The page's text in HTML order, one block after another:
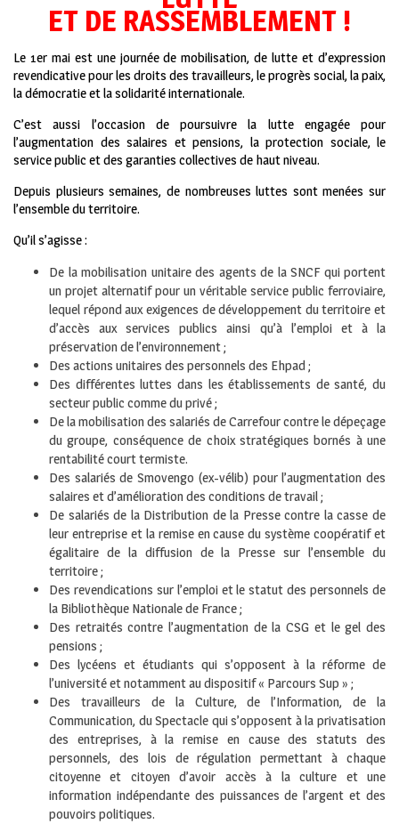
ET DE RASSEMBLEMENT !
Le 1er mai est une journée de mobilisation, de lutte et d’expression
revendicative pour les droits des travailleurs, le progrès social, la paix,
la démocratie et la solidarité internationale.
C’est aussi l’occasion de poursuivre la lutte engagée pour
l’augmentation des salaires et pensions, la protection sociale, le
service public et des garanties collectives de haut niveau.
Depuis plusieurs semaines, de nombreuses luttes sont menées sur
l’ensemble du territoire.
Qu’il s’agisse :
De la mobilisation unitaire des agents de la SNCF qui portent
un projet alternatif pour un véritable service public ferroviaire,
lequel répond aux exigences de développement du territoire et
d’accès aux services publics ainsi qu’à l’emploi et à la
préservation de l’environnement ;
Des actions unitaires des personnels des Ehpad ;
Des différentes luttes dans les établissements de santé, du
secteur public comme du privé ;
De la mobilisation des salariés de Carrefour contre le dépeçage
du groupe, conséquence de choix stratégiques bornés à une
rentabilité court termiste.
Des salariés de Smovengo (ex-vélib) pour l’augmentation des
salaires et d’amélioration des conditions de travail ;
De salariés de la Distribution de la Presse contre la casse de
leur entreprise et la remise en cause du système coopératif et
égalitaire de la diffusion de la Presse sur l’ensemble du
territoire ;
Des revendications sur l’emploi et le statut des personnels de
la Bibliothèque Nationale de France ;
Des retraités contre l’augmentation de la CSG et le gel des
pensions ;
Des lycéens et étudiants qui s’opposent à la réforme de
l’université et notamment au dispositif « Parcours Sup » ;
Des travailleurs de la Culture, de l’Information, de la
Communication, du Spectacle qui s’opposent à la privatisation
des entreprises, à la remise en cause des statuts des
personnels, des lois de régulation permettant à chaque
citoyenne et citoyen d’avoir accès à la culture et une
information indépendante des puissances de l’argent et des
pouvoirs politiques.